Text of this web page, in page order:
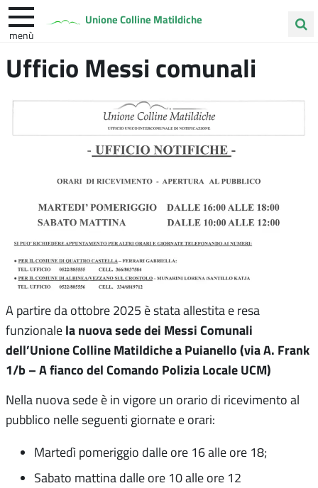
Unione Colline Matildiche
menù
nel
Albinea Quattro Castella Vezzano sul Crostolo
Ufficio Messi comunali
A partire da ottobre 2025 è stata allestita e resa
funzionale la nuova sede dei Messi Comunali
dell’Unione Colline Matildiche a Puianello (via A. Frank
1/b – A fianco del Comando Polizia Locale UCM)
Nella nuova sede è in vigore un orario di ricevimento al
pubblico nelle seguenti giornate e orari:
Martedì pomeriggio dalle ore 16 alle ore 18;
Sabato mattina dalle ore 10 alle ore 12